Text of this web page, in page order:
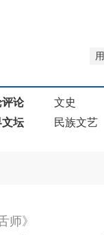
论 文史
坛
民族文艺
师》